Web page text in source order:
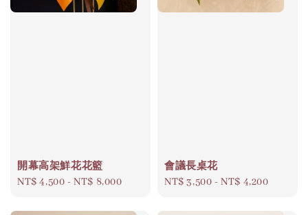
開幕高架鮮花花籃
Regular
NT$ 4,500 -NT$ 8,000
會議長桌花
Regular
NT$ 3,500 -NT$ 4,200